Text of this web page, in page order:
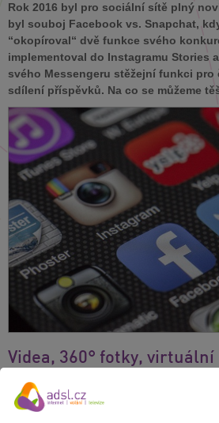
Rok 2016 byl pro sociální sítě plný
byl souboj Facebook vs. Snapchat,
“okopíroval“ dvě funkce svého
implementoval do Instagramu Stories
svého Messengeru stěžejní funkci pro
sdílení příspěvků. Na co se můžeme
Videa, 360° fotky,
Klasické formáty už netáhnou. Podle
digitální agentury LCG New Media,